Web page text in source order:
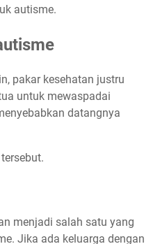
autisme.
pakar kesehatan justru
untuk mewaspadai
datangnya
menjadi salah satu yang
Jika ada keluarga dengan